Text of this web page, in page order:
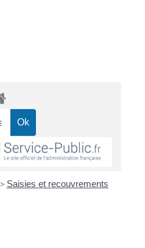
> Saisies et recouvrements